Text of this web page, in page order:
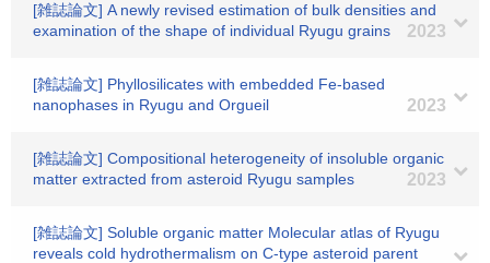
[雑誌論文] A newly revised estimation of bulk densities and
examination of the shape of individual Ryugu grains
2023
[雑誌論文] Phyllosilicates with embedded Fe‐based
nanophases in Ryugu and Orgueil
2023
[雑誌論文] Compositional heterogeneity of insoluble organic
matter extracted from asteroid Ryugu samples
2023
[雑誌論文] Soluble organic matter Molecular atlas of Ryugu
reveals cold hydrothermalism on C-type asteroid parent